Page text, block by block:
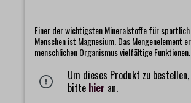
Einer der wichtigsten Mineralstoffe für
Menschen ist Magnesium. Das Mengenelement
menschlichen Organismus vielfältige Funktionen.
ist, aber auch an der Zuckergewinnung, der
Kalziumstoffwechsel beteiligt ist. Die BWT
optimiert Ihr Leitungswasser und mineralisiert
Um dieses Produkt zu
bitte hier an.